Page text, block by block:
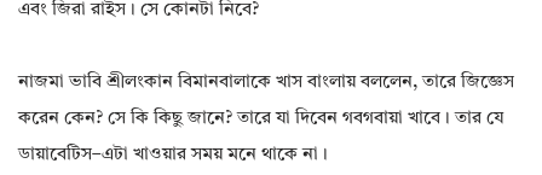
এবং জিরা রাইস। সে কোনটা নিবে?
নাজমা ভাবি শ্রীলংকান বিমানবালাকে খাস বাংলায় বললেন, তারে জিজ্ঞেস
করেন কেন? সে কি কিছু জানে? তারে যা দিবেন গবগবায়া খাবে। তার যে
ডায়াবেটিস–এটা খাওয়ার সময় মনে থাকে না।